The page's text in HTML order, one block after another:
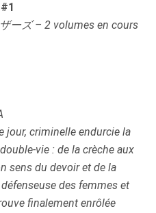
ーズ – 2 volumes en cours
jour, criminelle endurcie la
vie : de la crèche aux
sens du devoir et de la
des femmes et
finalement enrôlée